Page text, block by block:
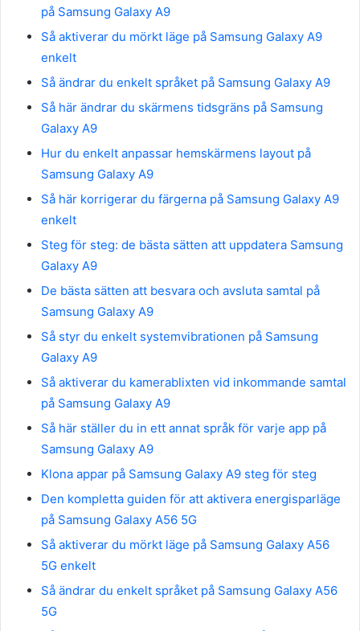
på Samsung Galaxy A9
Så aktiverar du mörkt läge på Samsung Galaxy A9
enkelt
Så ändrar du enkelt språket på Samsung Galaxy A9
Så här ändrar du skärmens tidsgräns på Samsung
Galaxy A9
Hur du enkelt anpassar hemskärmens layout på
Samsung Galaxy A9
Så här korrigerar du färgerna på Samsung Galaxy A9
enkelt
Steg för steg: de bästa sätten att uppdatera Samsung
Galaxy A9
De bästa sätten att besvara och avsluta samtal på
Samsung Galaxy A9
Så styr du enkelt systemvibrationen på Samsung
Galaxy A9
Så aktiverar du kamerablixten vid inkommande samtal
på Samsung Galaxy A9
Så här ställer du in ett annat språk för varje app på
Samsung Galaxy A9
Klona appar på Samsung Galaxy A9 steg för steg
Den kompletta guiden för att aktivera energisparläge
på Samsung Galaxy A56 5G
Så aktiverar du mörkt läge på Samsung Galaxy A56
5G enkelt
Så ändrar du enkelt språket på Samsung Galaxy A56
5G